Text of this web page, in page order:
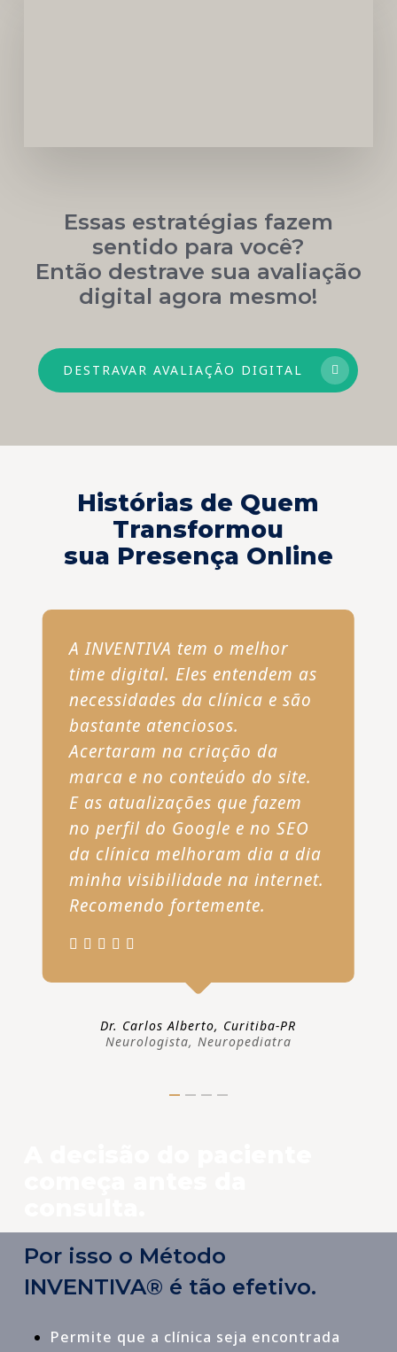
Essas estratégias fazem
sentido para você?
Então destrave sua avaliação
digital agora mesmo!
DESTRAVAR AVALIAÇÃO DIGITAL
Histórias de Quem
Transformou
sua Presença Online
A INVENTIVA tem o melhor
time digital. Eles entendem as
necessidades da clínica e são
bastante atenciosos.
Acertaram na criação da
marca e no conteúdo do site.
E as atualizações que fazem
no perfil do Google e no SEO
da clínica melhoram dia a dia
minha visibilidade na internet.
Recomendo fortemente.
Dr. Carlos Alberto, Curitiba-PR
Neurologista, Neuropediatra
Por isso o Método
INVENTIVA® é tão efetivo.
Permite que a clínica seja encontrada